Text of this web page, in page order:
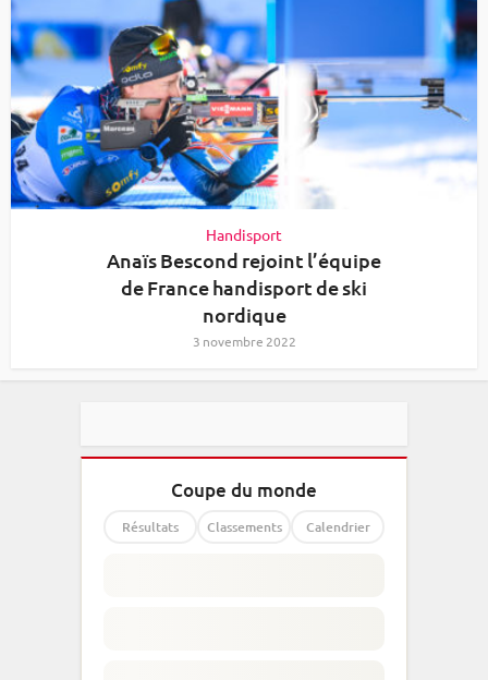
Handisport
Anaïs Bescond rejoint l’équipe
de France handisport de ski
nordique
3 novembre 2022
Coupe du monde
Résultats Classements Calendrier